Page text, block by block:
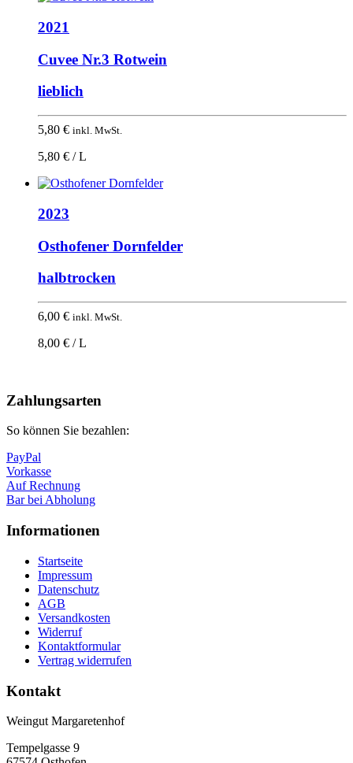
2021
Cuvee Nr.3 Rotwein
lieblich
5,80 € inkl. MwSt.
5,80 € / L
2023
Osthofener Dornfelder
halbtrocken
6,00 € inkl. MwSt.
8,00 € / L
oben
Zahlungsarten
So können Sie bezahlen:
PayPal
Vorkasse
Auf Rechnung
Bar bei Abholung
Informationen
Startseite
Impressum
Datenschutz
AGB
Versandkosten
Widerruf
Kontaktformular
Vertrag widerrufen
Kontakt
Weingut Margaretenhof
Tempelgasse 9